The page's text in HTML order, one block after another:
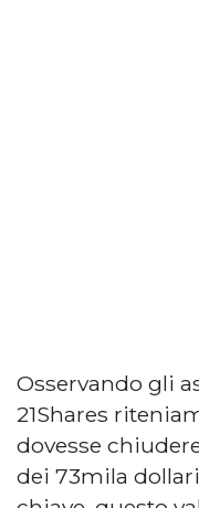
Osservando gli
21Shares
dovesse
dei 73mila